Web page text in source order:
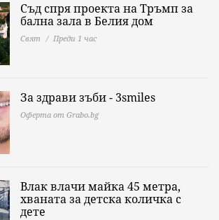
Съд спря проекта на Тръмп за
бална зала в Белия дом
Свят Преди 1 час
За здрави зъби - 3smiles
Оферта от Grabo.bg
Влак влачи майка 45 метра,
хваната за детска количка с
дете